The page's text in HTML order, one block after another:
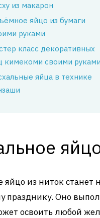
из макарон
яйцо из бумаги
руками
класс декоративных
кимекоми своими руками
яйца в технике
яйцо из ниток
празднику. Оно
освоить любой